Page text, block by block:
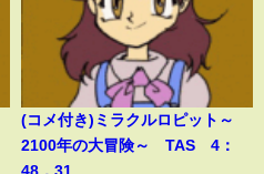
(コメ付き)ミラクルロピット～
2100年の大冒険～ TAS 4：
48．31